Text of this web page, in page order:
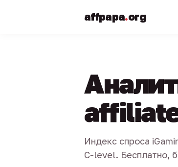
affpapa.org
Индекс спроса
C-level. Бесплатно,